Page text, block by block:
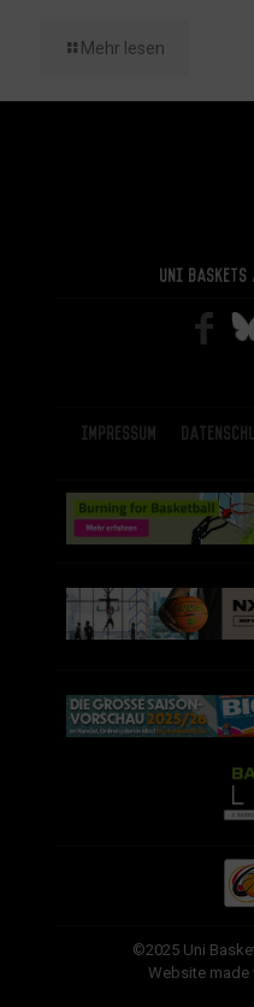
Mehr lesen
Uni Baskets
Impressum
©2025 Uni
Website made